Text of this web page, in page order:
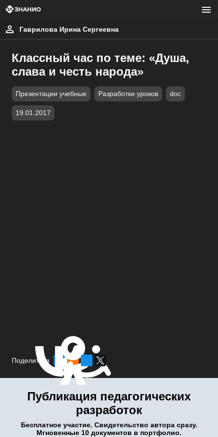
Гаврилова Ирина Сергеевна
Классный час по теме: «Душа,
слава и честь народа»
Презентации учебные Разработки уроков doc
19.01.2017
Поделиться
Публикация педагогических
разработок
Бесплатное участие. Свидетельство автора сразу.
Мгновенные 10 документов в портфолио.